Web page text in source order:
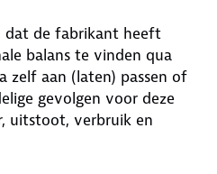
dat de fabrikant heeft
balans te vinden qua
zelf aan (laten) passen of
gevolgen voor deze
uitstoot, verbruik en